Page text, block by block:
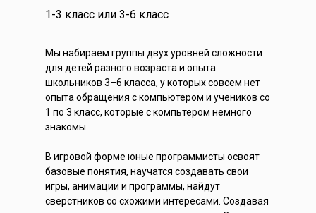
1-3 класс или 3-6 класс
Мы набираем группы двух уровней сложности
для детей разного возраста и опыта:
школьников 3–6 класса, у которых совсем нет
опыта обращения с компьютером и учеников со
1 по 3 класс, которые с компьтером немного
знакомы.
В игровой форме юные программисты освоят
базовые понятия, научатся создавать свои
игры, анимации и программы, найдут
сверстников со схожими интересами. Создавая